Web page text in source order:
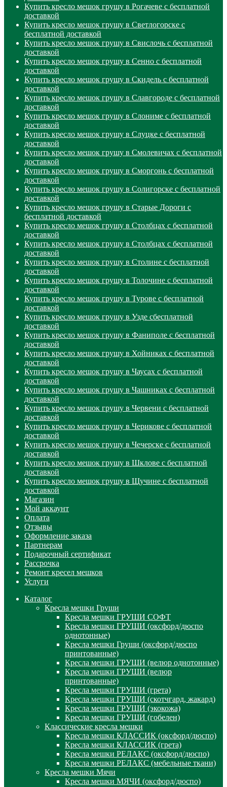
Купить кресло мешок грушу в Рогачеве с бесплатной
доставкой
Купить кресло мешок грушу в Светлогорске с
бесплатной доставкой
Купить кресло мешок грушу в Свислочь с бесплатной
доставкой
Купить кресло мешок грушу в Сенно с бесплатной
доставкой
Купить кресло мешок грушу в Скидель с бесплатной
доставкой
Купить кресло мешок грушу в Славгороде с бесплатной
доставкой
Купить кресло мешок грушу в Слониме с бесплатной
доставкой
Купить кресло мешок грушу в Слуцке с бесплатной
доставкой
Купить кресло мешок грушу в Смолевичах с бесплатной
доставкой
Купить кресло мешок грушу в Сморгонь с бесплатной
доставкой
Купить кресло мешок грушу в Солигорске с бесплатной
доставкой
Купить кресло мешок грушу в Старые Дороги с
бесплатной доставкой
Купить кресло мешок грушу в Столбцах с бесплатной
доставкой
Купить кресло мешок грушу в Столбцах с бесплатной
доставкой
Купить кресло мешок грушу в Столине с бесплатной
доставкой
Купить кресло мешок грушу в Толочине с бесплатной
доставкой
Купить кресло мешок грушу в Турове с бесплатной
доставкой
Купить кресло мешок грушу в Узде сбесплатной
доставкой
Купить кресло мешок грушу в Фаниполе с бесплатной
доставкой
Купить кресло мешок грушу в Хойниках с бесплатной
доставкой
Купить кресло мешок грушу в Чаусах с бесплатной
доставкой
Купить кресло мешок грушу в Чашниках с бесплатной
доставкой
Купить кресло мешок грушу в Червени с бесплатной
доставкой
Купить кресло мешок грушу в Черикове с бесплатной
доставкой
Купить кресло мешок грушу в Чечерске с бесплатной
доставкой
Купить кресло мешок грушу в Шклове с бесплатной
доставкой
Купить кресло мешок грушу в Щучине с бесплатной
доставкой
Магазин
Мой аккаунт
Оплата
Отзывы
Оформление заказа
Партнерам
Подарочный сертификат
Рассрочка
Ремонт кресел мешков
Услуги
Каталог
Кресла мешки Груши
Кресла мешки ГРУШИ СОФТ
Кресла мешки ГРУШИ (оксфорд/дюспо
однотонные)
Кресла мешки Груши (оксфорд/дюспо
принтованные)
Кресла мешки ГРУШИ (велюр однотонные)
Кресла мешки ГРУШИ (велюр
принтованные)
Кресла мешки ГРУШИ (грета)
Кресла мешки ГРУШИ (скотчгард, жакард)
Кресла мешки ГРУШИ (экокожа)
Кресла мешки ГРУШИ (гобелен)
Классические кресла мешки
Кресла мешки КЛАССИК (оксфорд/дюспо)
Кресла мешки КЛАССИК (грета)
Креслa мешки РЕЛАКС (оксфорд/дюспо)
Креслa мешки РЕЛАКС (мебельные ткани)
Кресла мешки Мячи
Кресла мешки МЯЧИ (оксфорд/дюспо)